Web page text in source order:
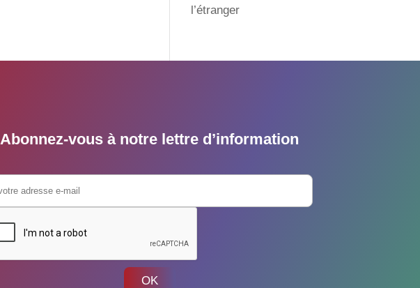
l’étranger
Abonnez-vous à notre lettre d’information
OK